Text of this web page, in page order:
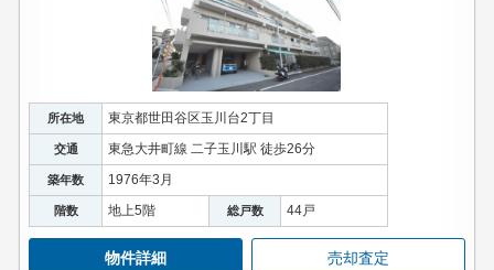
所在地 東京都世田谷区玉川台2丁目
交通 東急大井町線 二子玉川駅 徒歩26分
築年数 1976年3月
階数 地上5階 総戸数 44戸
物件詳細 売却査定